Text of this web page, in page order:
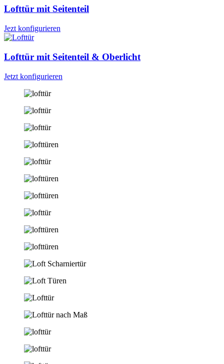
Lofttür mit Seitenteil
Jezt konfigurieren
Lofttür mit Seitenteil & Oberlicht
Jetzt konfigurieren